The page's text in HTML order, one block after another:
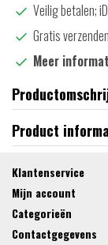
Veilig betalen;
Gratis
Meer
Product
Klantenservice
Mijn account
Categorieën
Contactgegevens